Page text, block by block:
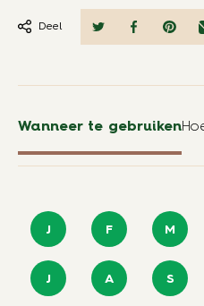
Deel
Wanneer te gebruiken
J F M
J A S